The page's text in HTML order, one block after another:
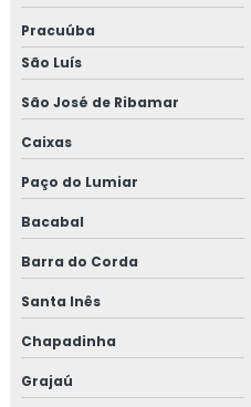
Pracuúba
São Luís
São José de Ribamar
Caixas
Paço do Lumiar
Bacabal
Barra do Corda
Santa Inês
Chapadinha
Grajaú